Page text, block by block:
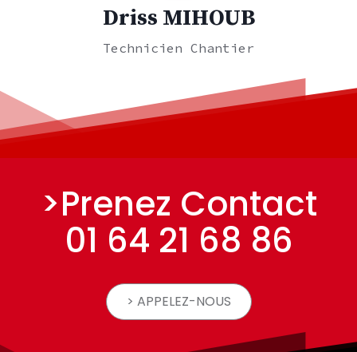
Driss MIHOUB
Technicien Chantier
>Prenez Contact
01 64 21 68 86
> APPELEZ-NOUS